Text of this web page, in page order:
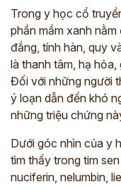
Trong y học cổ
phần mầm xanh
đắng, tính hàn, quy
là thanh tâm, hạ
Đối với những người
ý loạn dẫn đến khó
những triệu chứng
Dưới góc nhìn của y
tìm thấy trong tim
nuciferin, nelumbin,